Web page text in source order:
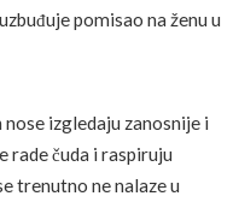
pomisao na ženu u
izgledaju zanosnije i
rade čuda i raspiruju
trenutno ne nalaze u